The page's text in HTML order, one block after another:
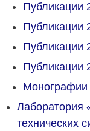
Публикации
Публикации
Публикации
Публикации
Лаборатория
технических